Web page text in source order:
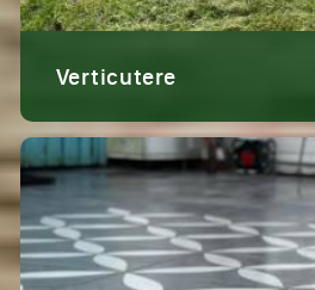
Verticutere